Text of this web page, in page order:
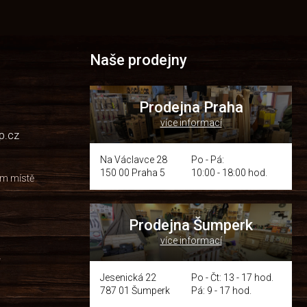
místě
Naše prodejny
Prodejna Praha
více informací
Na Václavce 28
150 00 Praha 5
Po - Pá:
10:00 - 18:00 hod.
Prodejna Šumperk
více informací
Jesenická 22
787 01 Šumperk
Po - Čt: 13 - 17 hod.
Pá: 9 - 17 hod.